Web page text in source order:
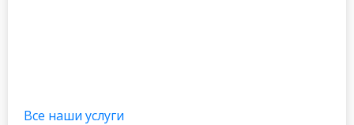
Все наши услуги